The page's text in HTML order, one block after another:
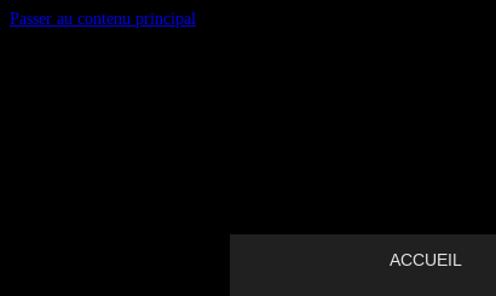
Passer au contenu principal
ACCUEIL